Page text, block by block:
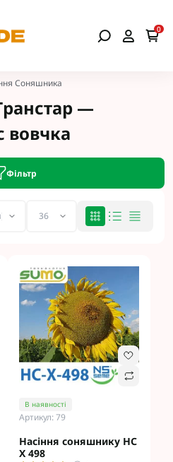
0
Соняшника
—
вовчка
Фільтр
В наявності
Артикул: 79
Насіння соняшнику НС
Х 498